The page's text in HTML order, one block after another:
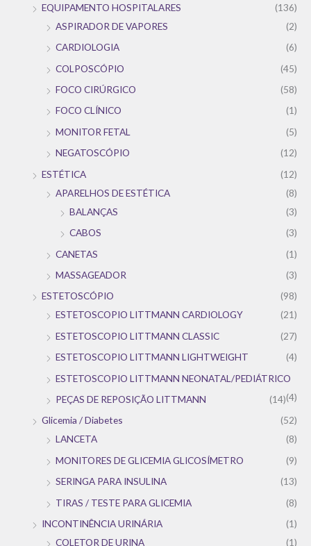
EQUIPAMENTO HOSPITALARES
(136)
ASPIRADOR DE VAPORES
(2)
CARDIOLOGIA
(6)
COLPOSCÓPIO
(45)
FOCO CIRÚRGICO
(58)
FOCO CLÍNICO
(1)
MONITOR FETAL
(5)
NEGATOSCÓPIO
(12)
ESTÉTICA
(12)
APARELHOS DE ESTÉTICA
(8)
BALANÇAS
(3)
CABOS
(3)
CANETAS
(1)
MASSAGEADOR
(3)
ESTETOSCÓPIO
(98)
ESTETOSCOPIO LITTMANN CARDIOLOGY
(21)
ESTETOSCOPIO LITTMANN CLASSIC
(27)
ESTETOSCOPIO LITTMANN LIGHTWEIGHT
(4)
ESTETOSCOPIO LITTMANN NEONATAL/PEDIÁTRICO
(4)
PEÇAS DE REPOSIÇÃO LITTMANN
(14)
Glicemia / Diabetes
(52)
LANCETA
(8)
MONITORES DE GLICEMIA GLICOSÍMETRO
(9)
SERINGA PARA INSULINA
(13)
TIRAS / TESTE PARA GLICEMIA
(8)
INCONTINÊNCIA URINÁRIA
(1)
COLETOR DE URINA
(1)